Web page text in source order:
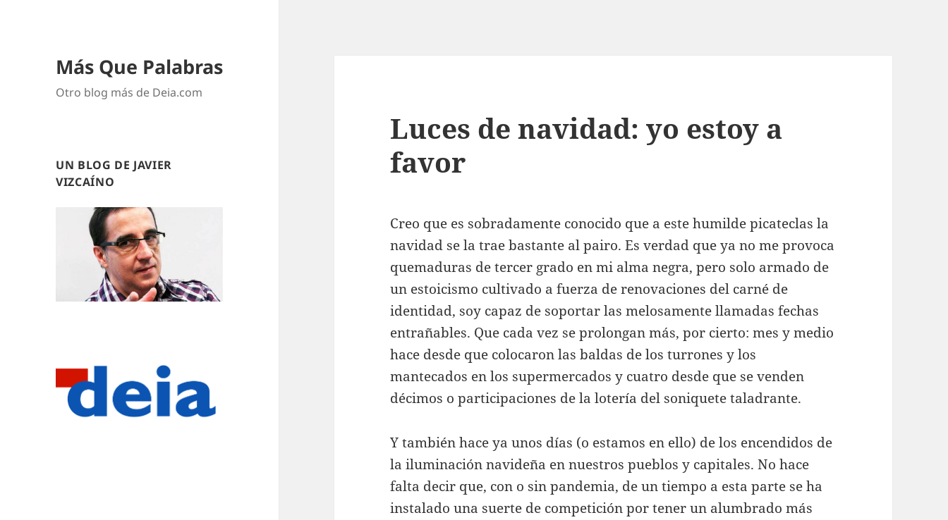
Más Que Palabras
Otro blog más de Deia.com
UN BLOG DE JAVIER
VIZCAÍNO
Luces de navidad: yo estoy a
favor
Creo que es sobradamente conocido que a este humilde picateclas la
navidad se la trae bastante al pairo. Es verdad que ya no me provoca
quemaduras de tercer grado en mi alma negra, pero solo armado de
un estoicismo cultivado a fuerza de renovaciones del carné de
identidad, soy capaz de soportar las melosamente llamadas fechas
entrañables. Que cada vez se prolongan más, por cierto: mes y medio
hace desde que colocaron las baldas de los turrones y los
mantecados en los supermercados y cuatro desde que se venden
décimos o participaciones de la lotería del soniquete taladrante.
Y también hace ya unos días (o estamos en ello) de los encendidos de
la iluminación navideña en nuestros pueblos y capitales. No hace
falta decir que, con o sin pandemia, de un tiempo a esta parte se ha
instalado una suerte de competición por tener un alumbrado más